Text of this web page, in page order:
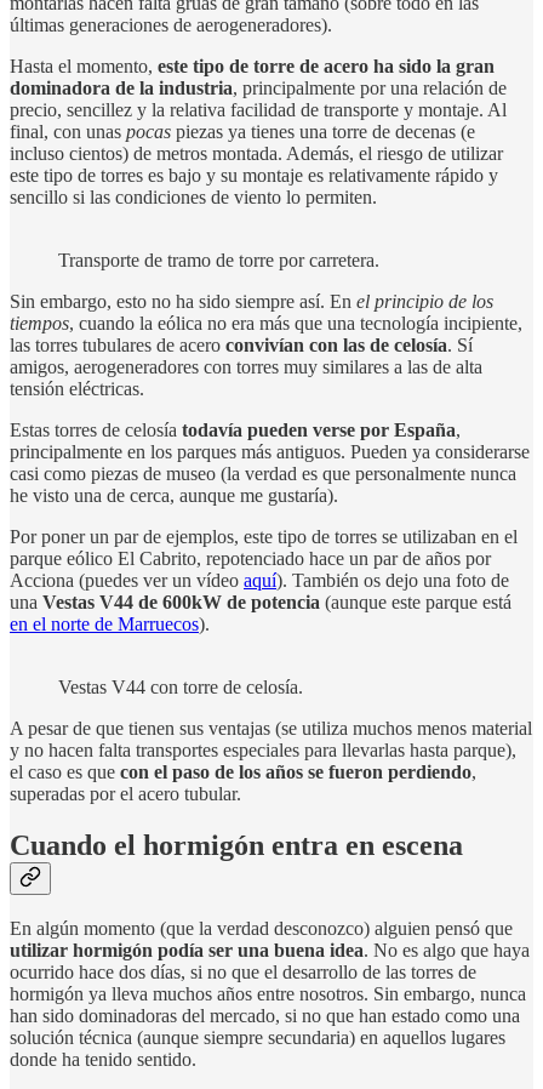
últimas generaciones de aerogeneradores).
Hasta el momento, este tipo de torre de acero ha sido la gran
dominadora de la industria, principalmente por una relación de
precio, sencillez y la relativa facilidad de transporte y montaje. Al
final, con unas pocas piezas ya tienes una torre de decenas (e
incluso cientos) de metros montada. Además, el riesgo de utilizar
este tipo de torres es bajo y su montaje es relativamente rápido y
sencillo si las condiciones de viento lo permiten.
Transporte de tramo de torre por carretera.
Sin embargo, esto no ha sido siempre así. En el principio de los
tiempos, cuando la eólica no era más que una tecnología incipiente,
las torres tubulares de acero convivían con las de celosía. Sí
amigos, aerogeneradores con torres muy similares a las de alta
tensión eléctricas.
Estas torres de celosía todavía pueden verse por España,
principalmente en los parques más antiguos. Pueden ya considerarse
casi como piezas de museo (la verdad es que personalmente nunca
he visto una de cerca, aunque me gustaría).
Por poner un par de ejemplos, este tipo de torres se utilizaban en el
parque eólico El Cabrito, repotenciado hace un par de años por
Acciona (puedes ver un vídeo aquí). También os dejo una foto de
una Vestas V44 de 600kW de potencia (aunque este parque está
en el norte de Marruecos).
Vestas V44 con torre de celosía.
A pesar de que tienen sus ventajas (se utiliza muchos menos material
y no hacen falta transportes especiales para llevarlas hasta parque),
el caso es que con el paso de los años se fueron perdiendo,
superadas por el acero tubular.
Cuando el hormigón entra en escena
En algún momento (que la verdad desconozco) alguien pensó que
utilizar hormigón podía ser una buena idea. No es algo que haya
ocurrido hace dos días, si no que el desarrollo de las torres de
hormigón ya lleva muchos años entre nosotros. Sin embargo, nunca
han sido dominadoras del mercado, si no que han estado como una
solución técnica (aunque siempre secundaria) en aquellos lugares
donde ha tenido sentido.